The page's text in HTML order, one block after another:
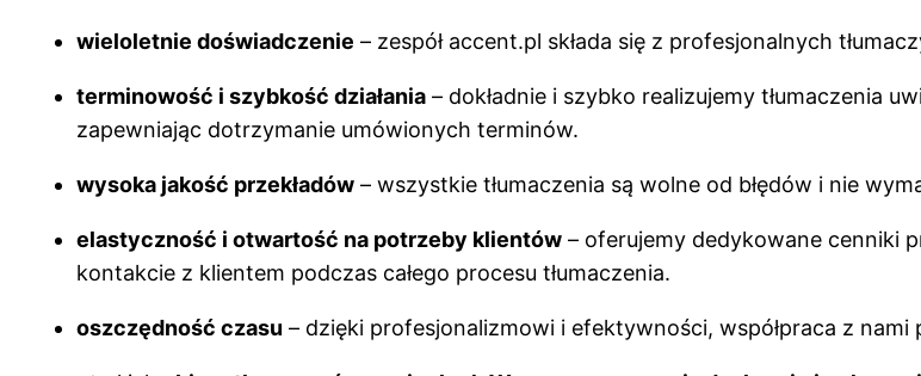
wieloletnie doświadczenie – zespół accent.pl składa się z profesjonalnych
terminowość i szybkość działania – dokładnie i szybko realizujemy tłumaczenia
zapewniając dotrzymanie umówionych terminów.
wysoka jakość przekładów – wszystkie tłumaczenia są wolne od błędów i nie
elastyczność i otwartość na potrzeby klientów – oferujemy dedykowane cenniki
kontakcie z klientem podczas całego procesu tłumaczenia.
oszczędność czasu – dzięki profesjonalizmowi i efektywności, współpraca z